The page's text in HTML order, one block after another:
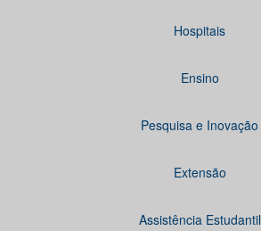
Hospitais
Ensino
Pesquisa e Inovação
Extensão
Assistência Estudantil